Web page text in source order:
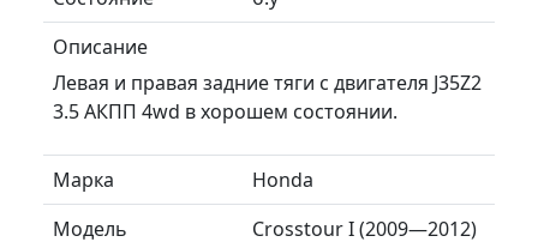
Описание
Левая и правая задние тяги с двигателя J35Z2
3.5 АКПП 4wd в хорошем состоянии.
Марка
Honda
Модель
Crosstour I (2009—2012)